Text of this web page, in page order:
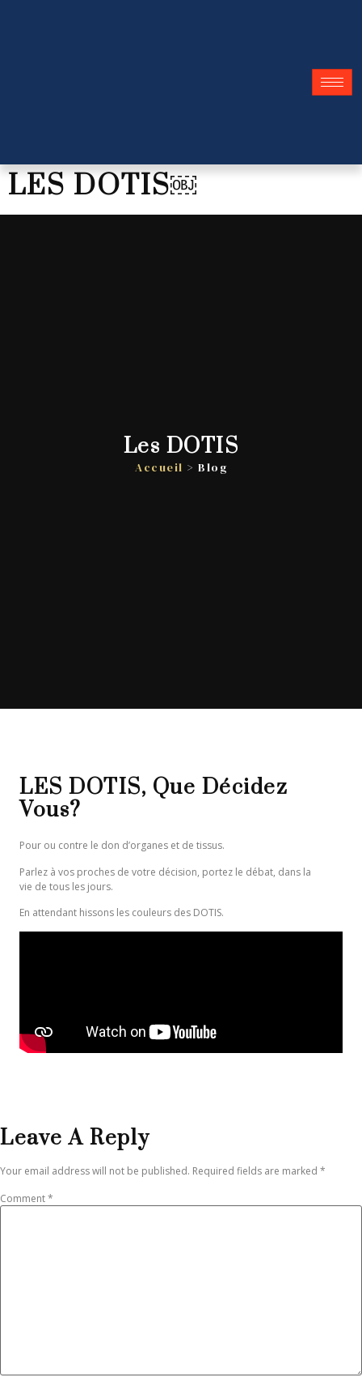
LES DOTIS￼
Les DOTIS
Accueil > Blog
LES DOTIS, Que Décidez
Vous?
Pour ou contre le don d’organes et de tissus.
Parlez à vos proches de votre décision, portez le débat, dans la
vie de tous les jours.
En attendant hissons les couleurs des DOTIS.
Leave A Reply
Your email address will not be published. Required fields are marked *
Comment*